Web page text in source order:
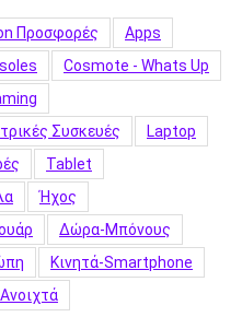
Προσφορές
Apps
Cosmote - Whats Up
Συσκευές
Laptop
Tablet
Ήχος
Δώρα-Μπόνους
Κινητά-Smartphone